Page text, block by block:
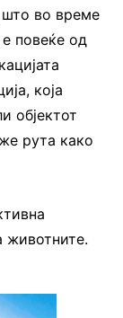
што во време
повеќе од
која
објектот
рута како
животните.